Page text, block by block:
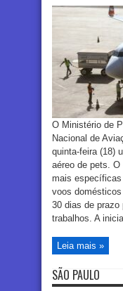
O Ministério de
Nacional de
quinta-feira (18)
aéreo de pets. O
mais específicas
voos
30 dias de prazo
trabalhos. A
Leia mais »
SÃO PAULO